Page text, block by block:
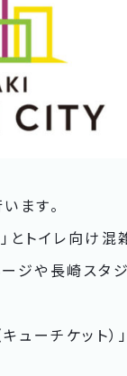
ます。
とトイレ向け
ジや長崎スタ
ューチケット）